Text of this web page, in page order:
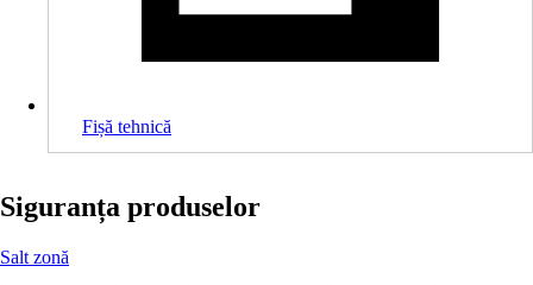
Fișă tehnică
Siguranța produselor
Salt zonă